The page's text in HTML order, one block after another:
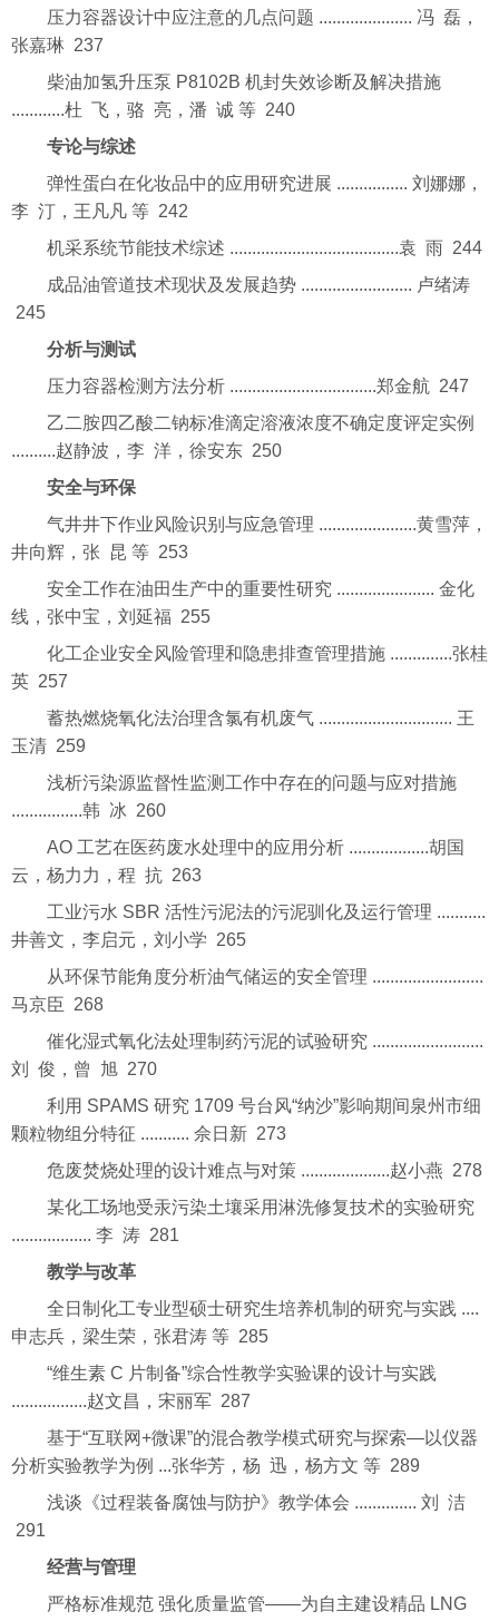
压力容器设计中应注意的几点问题 ..................... 冯 磊，
张嘉琳 237
柴油加氢升压泵 P8102B 机封失效诊断及解决措施
............杜 飞，骆 亮，潘 诚 等 240
专论与综述
弹性蛋白在化妆品中的应用研究进展 ................ 刘娜娜，
李 汀，王凡凡 等 242
机采系统节能技术综述 ......................................袁 雨 244
成品油管道技术现状及发展趋势 ......................... 卢绪涛
245
分析与测试
压力容器检测方法分析 .................................郑金航 247
乙二胺四乙酸二钠标准滴定溶液浓度不确定度评定实例
..........赵静波，李 洋，徐安东 250
安全与环保
气井井下作业风险识别与应急管理 ......................黄雪萍，
井向辉，张 昆 等 253
安全工作在油田生产中的重要性研究 ...................... 金化
线，张中宝，刘延福 255
化工企业安全风险管理和隐患排查管理措施 ..............张桂
英 257
蓄热燃烧氧化法治理含氯有机废气 .............................. 王
玉清 259
浅析污染源监督性监测工作中存在的问题与应对措施
................韩 冰 260
AO 工艺在医药废水处理中的应用分析 ..................胡国
云，杨力力，程 抗 263
工业污水 SBR 活性污泥法的污泥驯化及运行管理 ...........
井善文，李启元，刘小学 265
从环保节能角度分析油气储运的安全管理 .........................
马京臣 268
催化湿式氧化法处理制药污泥的试验研究 .........................
刘 俊，曾 旭 270
利用 SPAMS 研究 1709 号台风“纳沙”影响期间泉州市细
颗粒物组分特征 ........... 佘日新 273
危废焚烧处理的设计难点与对策 ....................赵小燕 278
某化工场地受汞污染土壤采用淋洗修复技术的实验研究
.................. 李 涛 281
教学与改革
全日制化工专业型硕士研究生培养机制的研究与实践 ....
申志兵，梁生荣，张君涛 等 285
“维生素 C 片制备”综合性教学实验课的设计与实践
.................赵文昌，宋丽军 287
基于“互联网+微课”的混合教学模式研究与探索—以仪器
分析实验教学为例 ...张华芳，杨 迅，杨方文 等 289
浅谈《过程装备腐蚀与防护》教学体会 .............. 刘 洁
291
经营与管理
严格标准规范 强化质量监管——为自主建设精品 LNG